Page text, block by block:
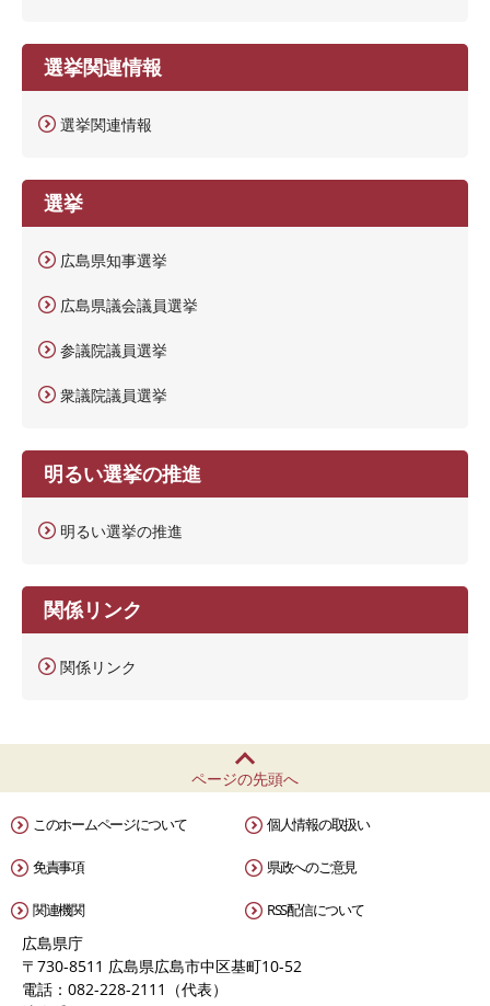
選挙関連情報
選挙関連情報
選挙
広島県知事選挙
広島県議会議員選挙
参議院議員選挙
衆議院議員選挙
明るい選挙の推進
明るい選挙の推進
関係リンク
関係リンク
ページの先頭へ
このホームページについて 個人情報の取扱い
免責事項 県政へのご意見
関連機関 RSS配信について
広島県庁
〒730-8511 広島県広島市中区基町10-52
電話：082-228-2111（代表）